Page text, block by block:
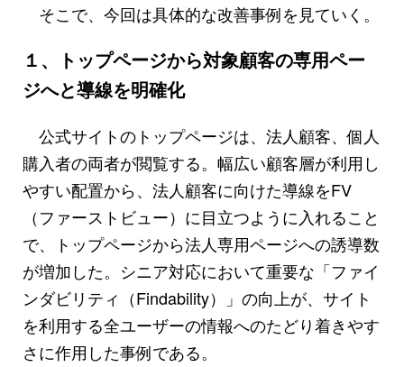
そこで、今回は具体的な改善事例を見ていく。
１、トップページから対象顧客の専用ペー
ジへと導線を明確化
公式サイトのトップページは、法人顧客、個人
購入者の両者が閲覧する。幅広い顧客層が利用し
やすい配置から、法人顧客に向けた導線をFV
（ファーストビュー）に目立つように入れること
で、トップページから法人専用ページへの誘導数
が増加した。シニア対応において重要な「ファイ
ンダビリティ（Findability）」の向上が、サイト
を利用する全ユーザーの情報へのたどり着きやす
さに作用した事例である。